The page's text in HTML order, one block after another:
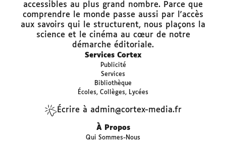
accessibles au plus grand nombre. Parce que
comprendre le monde passe aussi par l'accès
aux savoirs qui le structurent, nous plaçons la
science et le cinéma au cœur de notre
démarche éditoriale.
Services Cortex
Publicité
Services
Bibliothèque
Écoles, Collèges, Lycées
Écrire à admin@cortex-media.fr
À Propos
Qui Sommes-Nous